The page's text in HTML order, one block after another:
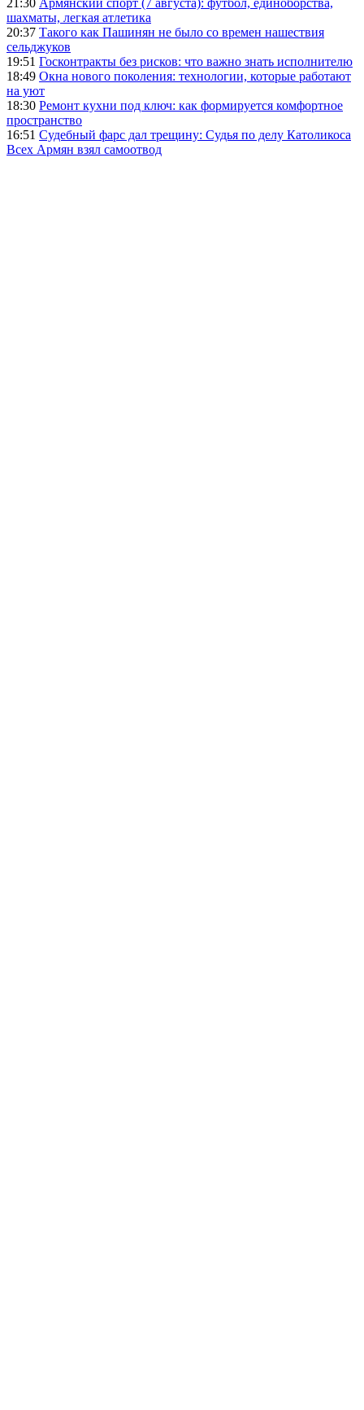
шахматы, легкая атлетика
20:37 Такого как Пашинян не было со времен нашествия
сельджуков
19:51 Госконтракты без рисков: что важно знать исполнителю
18:49 Окна нового поколения: технологии, которые работают
на уют
18:30 Ремонт кухни под ключ: как формируется комфортное
пространство
16:51 Судебный фарс дал трещину: Судья по делу Католикоса
Всех Армян взял самоотвод